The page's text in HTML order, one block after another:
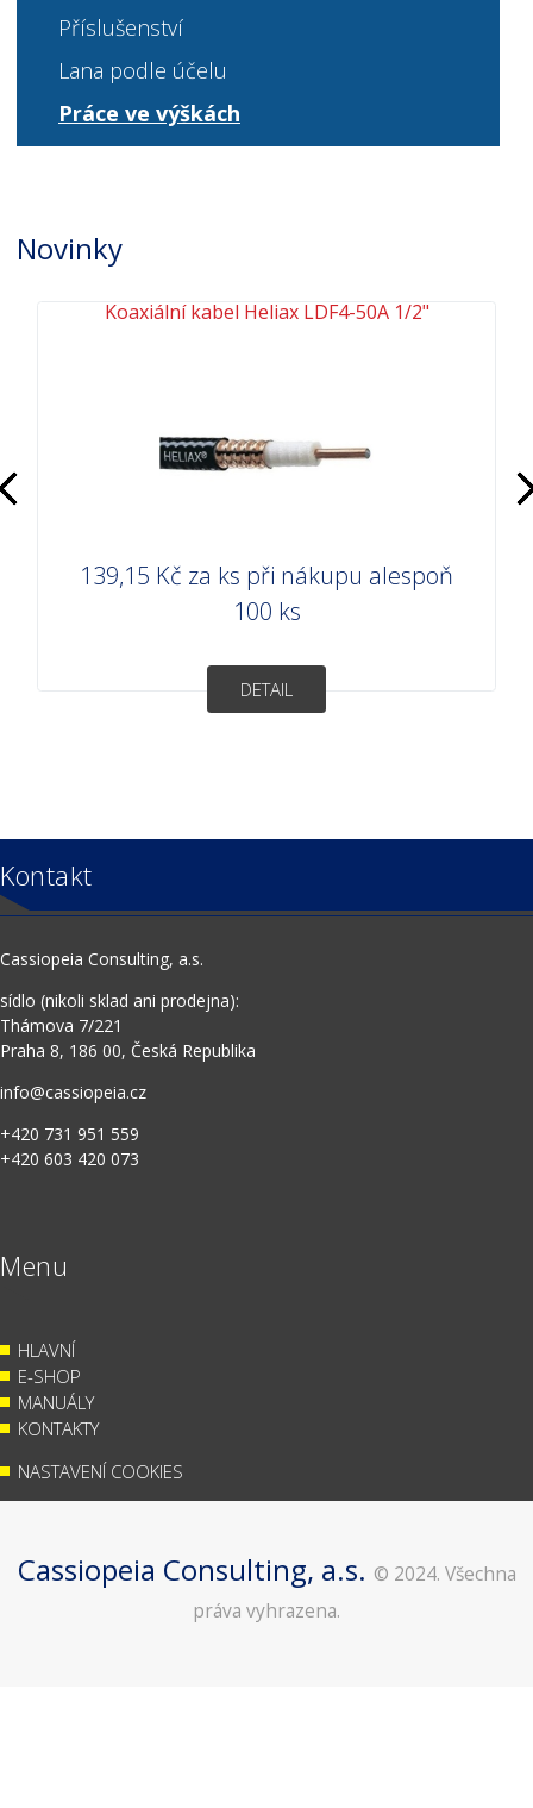
Příslušenství
Lana podle účelu
Práce ve výškách
Novinky
Koaxiální kabel Heliax LDF4-50A 1/2"
139,15 Kč za ks při nákupu alespoň
100 ks
DETAIL
Kontakt
Cassiopeia Consulting, a.s.
sídlo (nikoli sklad ani prodejna):
Thámova 7/221
Praha 8, 186 00, Česká Republika
info@cassiopeia.cz
+420 731 951 559
+420 603 420 073
Menu
HLAVNÍ
E-SHOP
MANUÁLY
KONTAKTY
NASTAVENÍ COOKIES
Cassiopeia Consulting, a.s. © 2024. Všechna
práva vyhrazena.